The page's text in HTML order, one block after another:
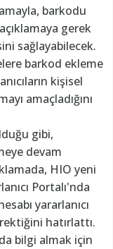
barkodu
gerek
sağlayabilecek.
barkod ekleme
kişisel
amaçladığını
gibi,
devam
HIO yeni
Portalı'nda
yararlanıcı
hatırlattı.
bilgi almak için